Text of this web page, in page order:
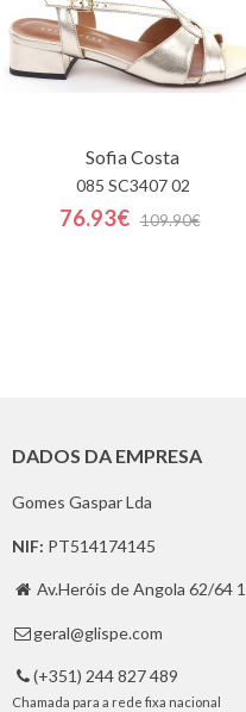
Sofia Costa
085 SC3407 02
76.93€ 109.90€
DADOS DA EMPRESA
Gomes Gaspar Lda
NIF: PT514174145
 Av.Heróis de Angola 62/64
 geral@glispe.com
 (+351) 244 827 489
Chamada para a rede fixa nacional